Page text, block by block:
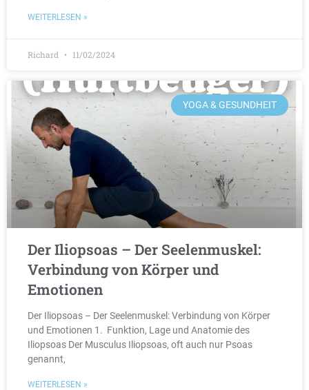
WEITERLESEN »
Richard 11/02/2024
YOGA & GESUNDHEIT
Der Iliopsoas – Der Seelenmuskel:
Verbindung von Körper und
Emotionen
Der Iliopsoas – Der Seelenmuskel: Verbindung von Körper
und Emotionen 1. Funktion, Lage und Anatomie des
Iliopsoas Der Musculus Iliopsoas, oft auch nur Psoas
genannt,
WEITERLESEN »